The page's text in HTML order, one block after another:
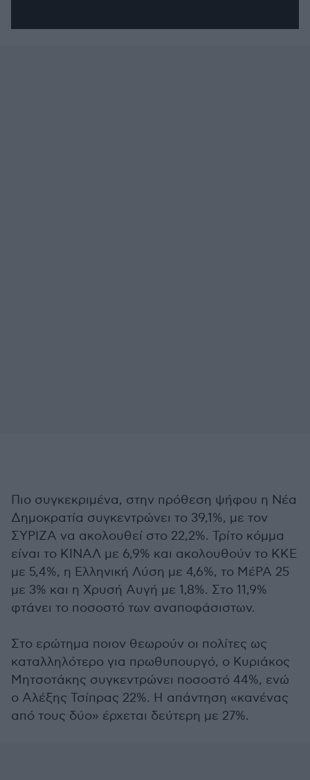
Πιο συγκεκριμένα, στην πρόθεση ψήφου η Νέα
Δημοκρατία συγκεντρώνει το 39,1%, με τον
ΣΥΡΙΖΑ να ακολουθεί στο 22,2%. Τρίτο κόμμα
είναι το ΚΙΝΑΛ με 6,9% και ακολουθούν το ΚΚΕ
με 5,4%, η Ελληνική Λύση με 4,6%, το ΜέΡΑ 25
με 3% και η Χρυσή Αυγή με 1,8%. Στο 11,9%
φτάνει το ποσοστό των αναποφάσιστων.
Στο ερώτημα ποιον θεωρούν οι πολίτες ως
καταλληλότερο για πρωθυπουργό, ο Κυριάκος
Μητσοτάκης συγκεντρώνει ποσοστό 44%, ενώ
ο Αλέξης Τσίπρας 22%. Η απάντηση «κανένας
από τους δύο» έρχεται δεύτερη με 27%.